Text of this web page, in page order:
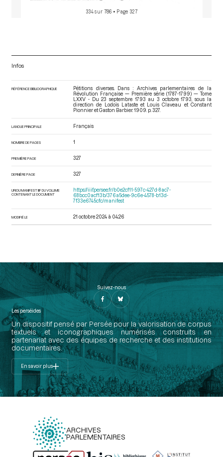
334 sur 786 • Page 327
Infos
RÉFÉRENCE BIBLIOGRAPHIQUE
Pétitions diverses. Dans : Archives parlementaires de la
Révolution Française — Première série (1787-1799) — Tome
LXXV - Du 23 septembre 1793 au 3 octobre 1793
, sous la
direction de Lodoïs Lataste et Louis Claveau et Constant
Pionnier et Gaston Barbier. 1909. p. 327.
LANGUE PRINCIPALE Français
NOMBRE DE PAGES 1
PREMIÈRE PAGE 327
DERNIÈRE PAGE 327
URI DU MANIFEST IIIF DU VOLUME
CONTENANT LE DOCUMENT
https://iiif.persee.fr/b0e2cf11-597c-427d-8ac7-
68bcc0acf13b/376a5dee-9c6e-4578-b13d-
7f33e6745cfc/manifest
MODIFIÉ LE 21 octobre 2024 à 04:26
Suivez-nous
Les perséides
Un dispositif pensé par Persée pour la valorisation de corpus
textuels et iconographiques numérisés construits en
partenariat avec des équipes de recherche et des institutions
documentaires.
En savoir plus
ARCHIVES
PARLEMENTAIRES